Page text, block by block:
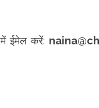
ईमेल करें: